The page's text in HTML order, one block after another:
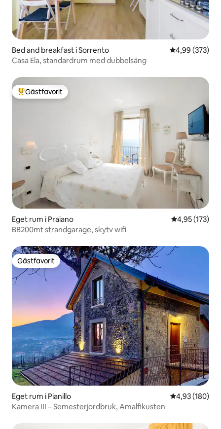
Bed and breakfast i Sorrento 4,99 av 5 i
4,99 (373)
Casa Ela, standardrum med dubbelsäng
Populär gästfavorit
Gästfavorit
Eget rum i Praiano 4,95 av 5 i
4,95 (173)
BB200mt strandgarage, skytv wifi
Gästfavorit
Gästfavorit
Eget rum i Pianillo 4,93 av 5 i
4,93 (180)
Kamera III – Semesterjordbruk, Amalfikusten